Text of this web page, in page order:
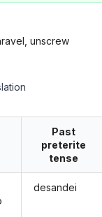
unscrew
Past
preterite
tense
desandei